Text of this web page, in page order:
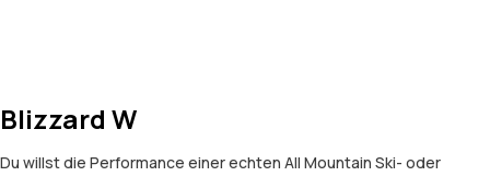
Blizzard W
Du willst die Performance einer echten All Mountain Ski- oder